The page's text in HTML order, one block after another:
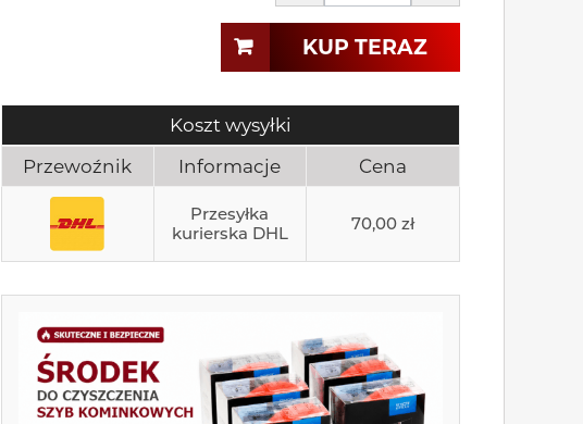
KUP TERAZ
Koszt wysyłki
Przewoźnik
Informacje Cena
Przesyłka
kurierska DHL
70,00 zł